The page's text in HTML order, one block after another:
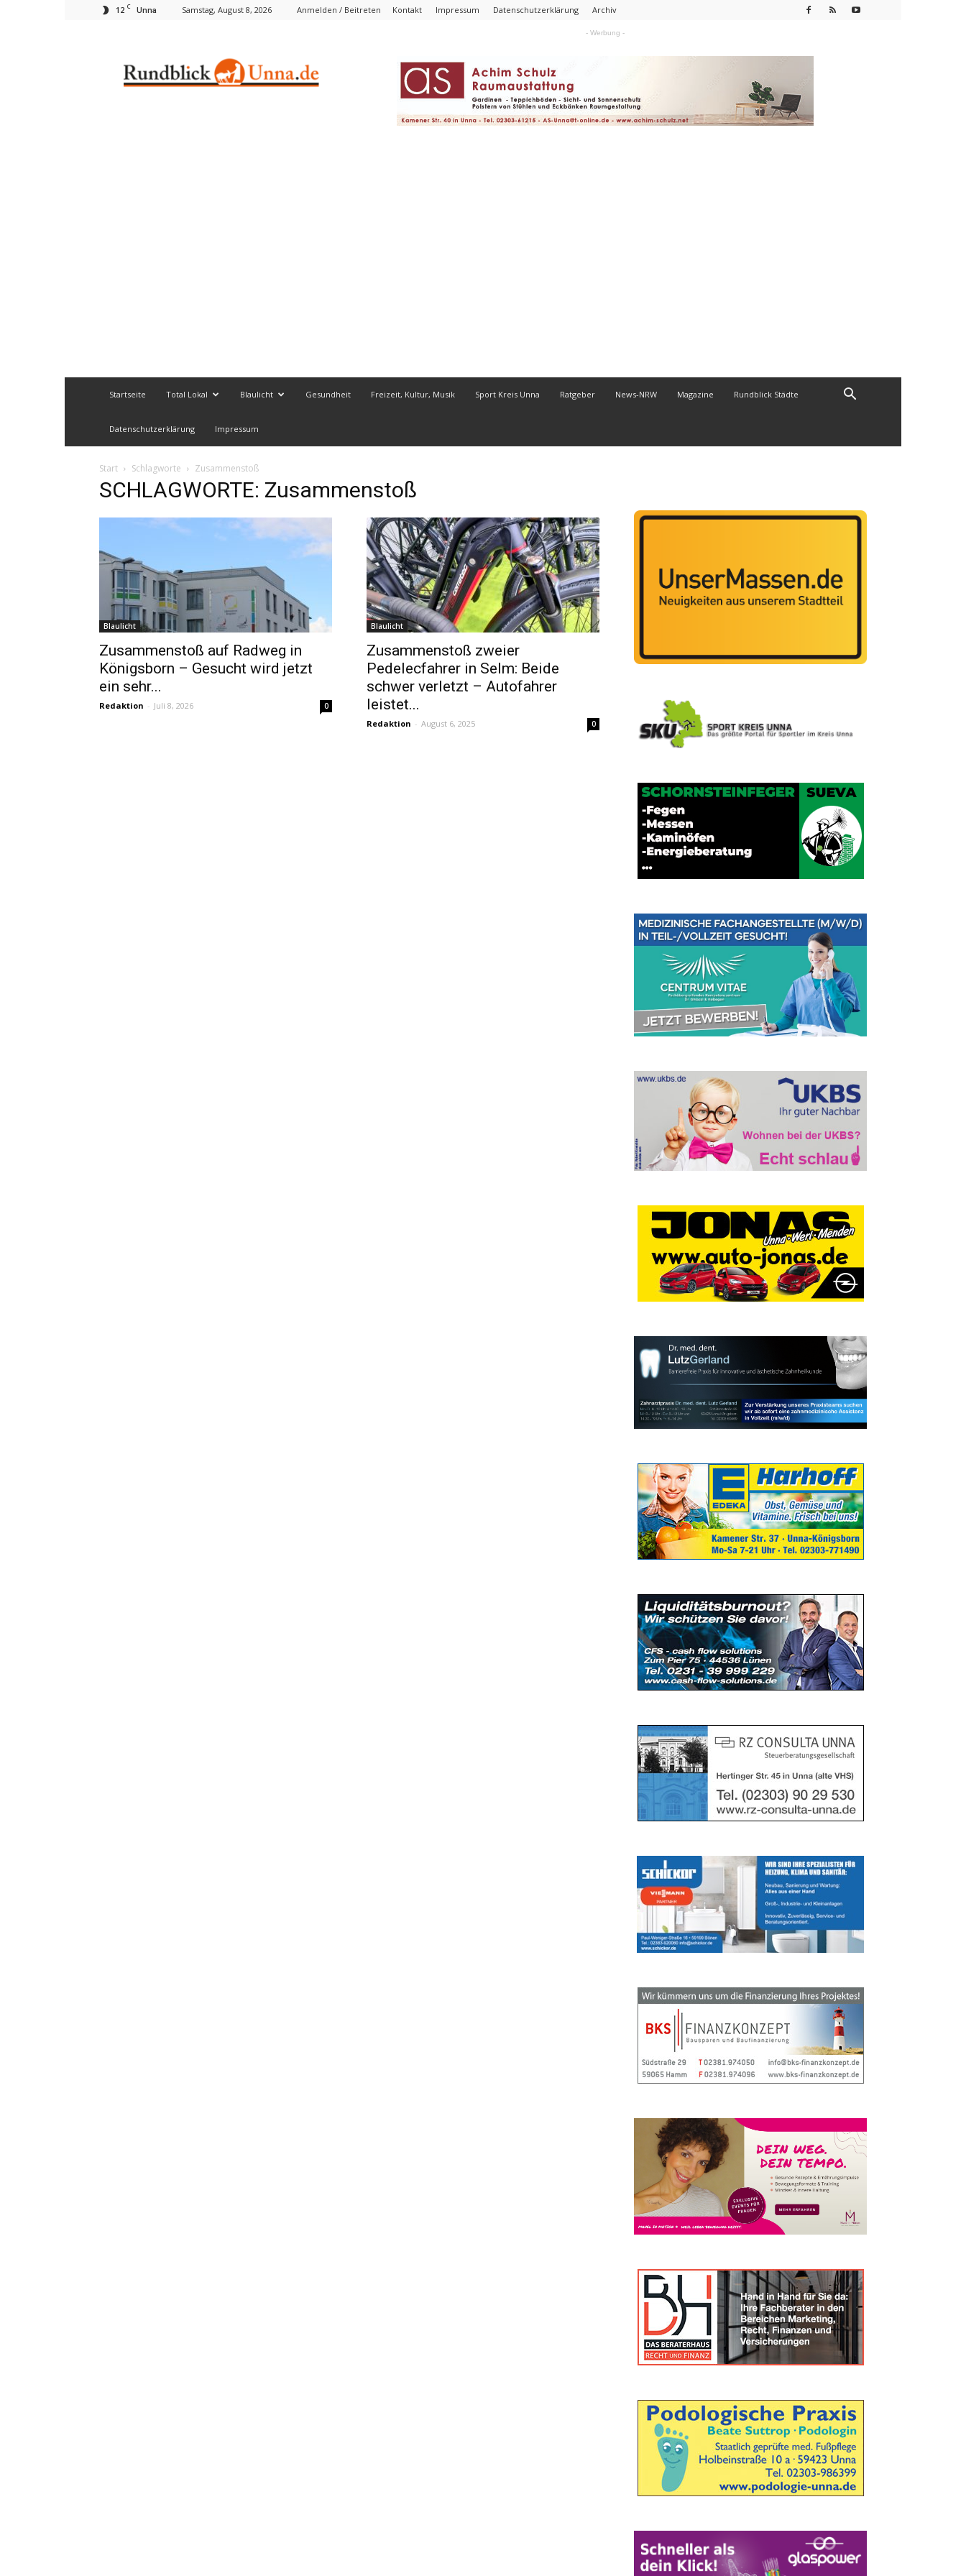
12 C Unna Samstag, August 8, 2026 Anmelden / Beitreten Kontakt Impressum Datenschutzerklärung Archiv
- Werbung -
Startseite Total Lokal Blaulicht Gesundheit Freizeit, Kultur, Musik Sport Kreis Unna Ratgeber News-NRW Magazine Rundblick Städte
Datenschutzerklärung Impressum
Start Schlagworte Zusammenstoß
SCHLAGWORTE: Zusammenstoß
Blaulicht
Zusammenstoß auf Radweg in
Königsborn – Gesucht wird jetzt
ein sehr...
Redaktion - Juli 8, 2026 0
Blaulicht
Zusammenstoß zweier
Pedelecfahrer in Selm: Beide
schwer verletzt – Autofahrer
leistet...
Redaktion - August 6, 2025 0